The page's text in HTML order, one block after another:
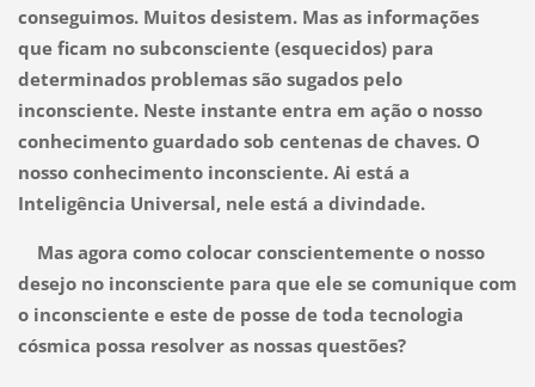
conseguimos. Muitos desistem. Mas as informações
que ficam no subconsciente (esquecidos) para
determinados problemas são sugados pelo
inconsciente. Neste instante entra em ação o nosso
conhecimento guardado sob centenas de chaves. O
nosso conhecimento inconsciente. Ai está a
Inteligência Universal, nele está a divindade.
Mas agora como colocar conscientemente o nosso
desejo no inconsciente para que ele se comunique com
o inconsciente e este de posse de toda tecnologia
cósmica possa resolver as nossas questões?